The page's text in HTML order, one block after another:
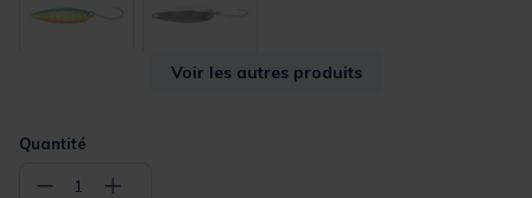
chub
Voir les autres produits
Quantité
− 1 +